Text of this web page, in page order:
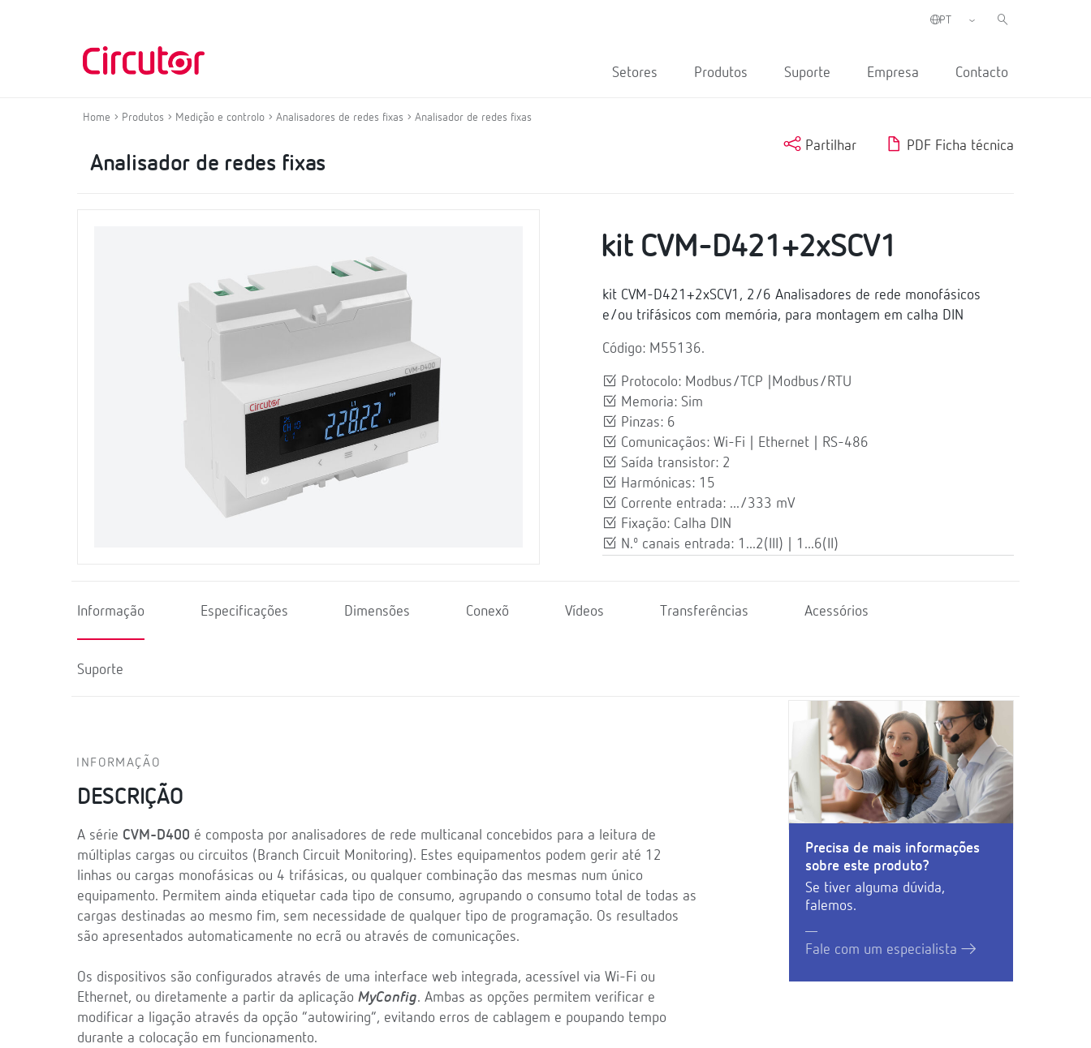
Setores Produtos Suporte Empresa Contacto
Home Produtos Medição e controlo Analisadores de redes fixas Analisador de redes fixas
Analisador de redes fixas
Partilhar PDF Ficha técnica
kit CVM-D421+2xSCV1
kit CVM-D421+2xSCV1, 2/6 Analisadores de rede monofásicos
e/ou trifásicos com memória, para montagem em calha DIN
Código: M55136.
Protocolo: Modbus/TCP |Modbus/RTU
Memoria: Sim
Pinzas: 6
Comunicaçãos: Wi-Fi | Ethernet | RS-486
Saída transistor: 2
Harmónicas: 15
Corrente entrada: .../333 mV
Fixação: Calha DIN
N.º canais entrada: 1...2(III) | 1...6(II)
Informação Especificações Dimensões Conexõ Vídeos Transferências Acessórios
Suporte
INFORMAÇÃO
DESCRIÇÃO
A série CVM-D400 é composta por analisadores de rede multicanal concebidos para a leitura de
múltiplas cargas ou circuitos (Branch Circuit Monitoring). Estes equipamentos podem gerir até 12
linhas ou cargas monofásicas ou 4 trifásicas, ou qualquer combinação das mesmas num único
equipamento. Permitem ainda etiquetar cada tipo de consumo, agrupando o consumo total de todas as
cargas destinadas ao mesmo fim, sem necessidade de qualquer tipo de programação. Os resultados
são apresentados automaticamente no ecrã ou através de comunicações.
Os dispositivos são configurados através de uma interface web integrada, acessível via Wi-Fi ou
Ethernet, ou diretamente a partir da aplicação MyConfig. Ambas as opções permitem verificar e
modificar a ligação através da opção “autowiring”, evitando erros de cablagem e poupando tempo
durante a colocação em funcionamento.
Precisa de mais informações
sobre este produto?
Se tiver alguma dúvida,
falemos.
Fale com um especialista